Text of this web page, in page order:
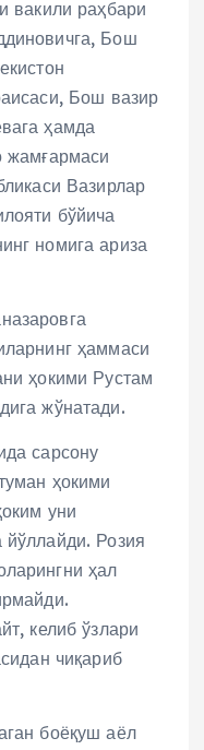
вакили раҳбари
Бош
Бош вазир
ҳамда
жамғармаси
Вазирлар
бўйича
номига ариза
ҳаммаси
ҳокими Рустам
жўнатади.
сарсону
ҳокими
уни
Розия
ҳал
келиб ўзлари
чиқариб
боёқуш аёл